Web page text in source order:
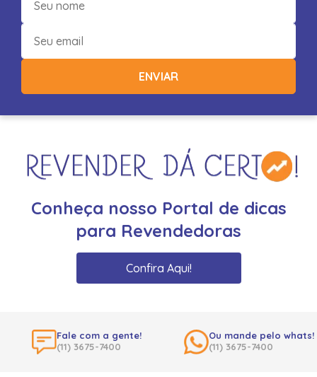
ENVIAR
Conheça nosso Portal de dicas
para Revendedoras
Confira Aqui!
Fale com a gente!
(11) 3675-7400
Ou mande pelo whats!
(11) 3675-7400